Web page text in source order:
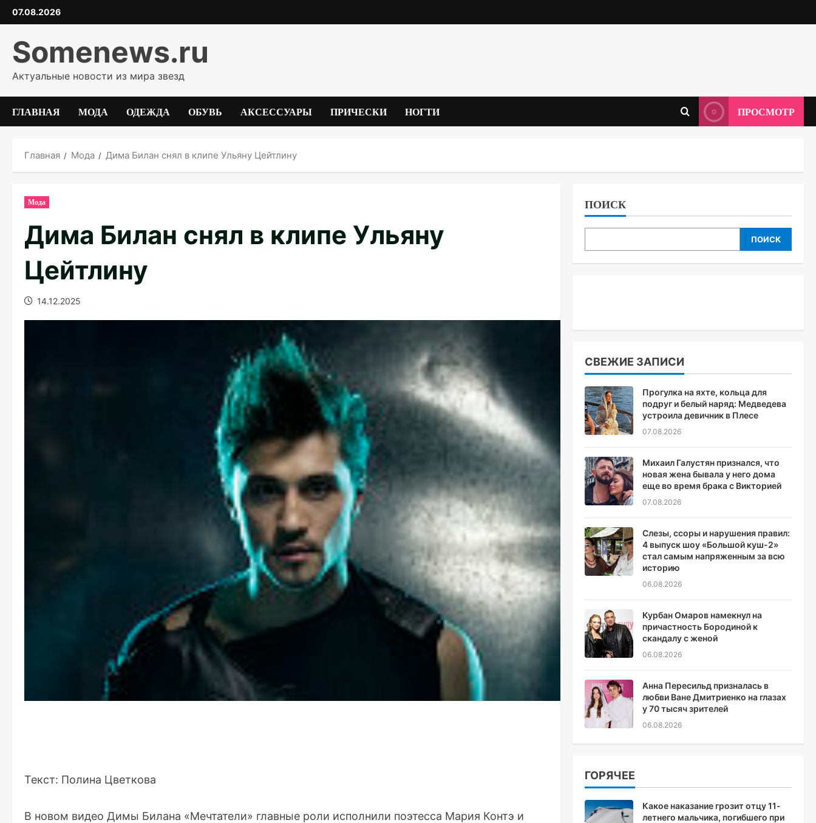
Перейти
к
содержимому
07.08.2026
Somenews.ru
Актуальные новости из мира звезд
ГЛАВНАЯ МОДА ОДЕЖДА ОБУВЬ АКСЕССУАРЫ ПРИЧЕСКИ НОГТИ ПРОСМОТР
Главная Мода Дима Билан снял в клипе Ульяну Цейтлину
Мода
Дима Билан снял в клипе Ульяну
Цейтлину
14.12.2025
Текст: Полина Цветкова
В новом видео Димы Билана «Мечтатели» главные роли исполнили поэтесса Мария Контэ и
ПОИСК
ПОИСК
СВЕЖИЕ ЗАПИСИ
Прогулка на яхте, кольца для
подруг и белый наряд: Медведева
устроила девичник в Плесе
07.08.2026
Михаил Галустян признался, что
новая жена бывала у него дома
еще во время брака с Викторией
07.08.2026
Слезы, ссоры и нарушения правил:
4 выпуск шоу «Большой куш-2»
стал самым напряженным за всю
историю
06.08.2026
Курбан Омаров намекнул на
причастность Бородиной к
скандалу с женой
06.08.2026
Анна Пересильд призналась в
любви Ване Дмитриенко на глазах
у 70 тысяч зрителей
06.08.2026
ГОРЯЧЕЕ
Какое наказание грозит отцу 11-
летнего мальчика, погибшего при